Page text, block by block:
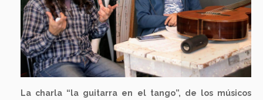
La charla “la guitarra en el tango”, de los músicos